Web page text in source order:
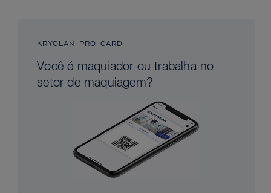
KRYOLAN PRO CARD
Você é maquiador ou trabalha no
setor de maquiagem?